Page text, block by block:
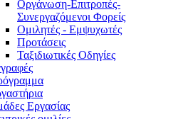
Οργάνωση-Επιτροπές-
Συνεργαζόμενοι Φορείς
Ομιλητές - Εμψυχωτές
Προτάσεις
Ταξιδιωτικές Οδηγίες
Εργασίας